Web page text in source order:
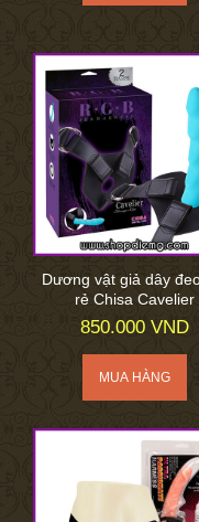
Dương vật giả dây
rẻ Chisa Cavelier
850.000 VND